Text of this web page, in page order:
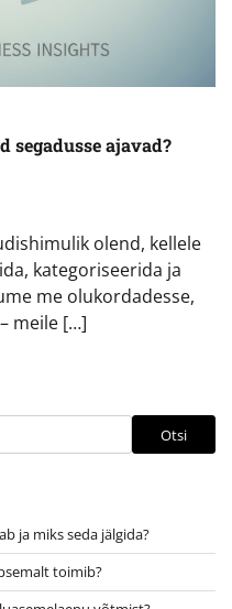
segadusse ajavad?
olend, kellele
kategoriseerida ja
me olukordadesse,
meile […]
Otsi
ja miks seda jälgida?
toimib?